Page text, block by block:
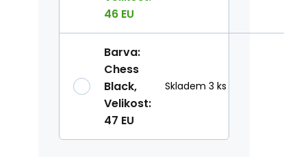
46 EU
Barva:
Chess
Black,
Velikost:
47 EU
Skladem 3 ks